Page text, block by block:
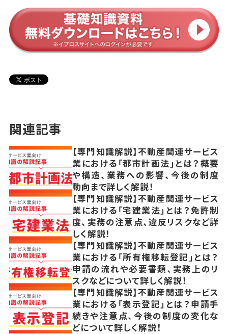
関連記事
【専門知識解説】不動産関連サービス
業における「都市計画法」とは？概要
や構造、業務への影響、今後の制度
動向まで詳しく解説！
【専門知識解説】不動産関連サービス
業における「宅建業法」とは？免許制
度、実務の注意点、違反リスクなど詳
しく解説！
【専門知識解説】不動産関連サービス
業における「所有権移転登記」とは？
申請の流れや必要書類、実務上のリ
スクなどについて詳しく解説！
【専門知識解説】不動産関連サービス
業における「表示登記」とは？申請手
続きや注意点、今後の制度の変化な
どについて詳しく解説！